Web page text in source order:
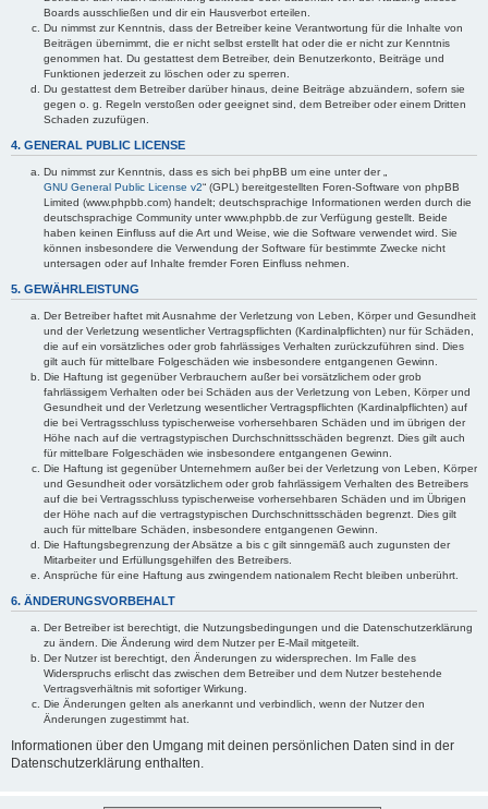
Boards ausschließen und dir ein Hausverbot erteilen.
Du nimmst zur Kenntnis, dass der Betreiber keine Verantwortung für die Inhalte von
Beiträgen übernimmt, die er nicht selbst erstellt hat oder die er nicht zur Kenntnis
genommen hat. Du gestattest dem Betreiber, dein Benutzerkonto, Beiträge und
Funktionen jederzeit zu löschen oder zu sperren.
Du gestattest dem Betreiber darüber hinaus, deine Beiträge abzuändern, sofern sie
gegen o. g. Regeln verstoßen oder geeignet sind, dem Betreiber oder einem Dritten
Schaden zuzufügen.
4. GENERAL PUBLIC LICENSE
Du nimmst zur Kenntnis, dass es sich bei phpBB um eine unter der „
GNU General Public License v2“ (GPL) bereitgestellten Foren-Software von phpBB
Limited (www.phpbb.com) handelt; deutschsprachige Informationen werden durch die
deutschsprachige Community unter www.phpbb.de zur Verfügung gestellt. Beide
haben keinen Einfluss auf die Art und Weise, wie die Software verwendet wird. Sie
können insbesondere die Verwendung der Software für bestimmte Zwecke nicht
untersagen oder auf Inhalte fremder Foren Einfluss nehmen.
5. GEWÄHRLEISTUNG
Der Betreiber haftet mit Ausnahme der Verletzung von Leben, Körper und Gesundheit
und der Verletzung wesentlicher Vertragspflichten (Kardinalpflichten) nur für Schäden,
die auf ein vorsätzliches oder grob fahrlässiges Verhalten zurückzuführen sind. Dies
gilt auch für mittelbare Folgeschäden wie insbesondere entgangenen Gewinn.
Die Haftung ist gegenüber Verbrauchern außer bei vorsätzlichem oder grob
fahrlässigem Verhalten oder bei Schäden aus der Verletzung von Leben, Körper und
Gesundheit und der Verletzung wesentlicher Vertragspflichten (Kardinalpflichten) auf
die bei Vertragsschluss typischerweise vorhersehbaren Schäden und im übrigen der
Höhe nach auf die vertragstypischen Durchschnittsschäden begrenzt. Dies gilt auch
für mittelbare Folgeschäden wie insbesondere entgangenen Gewinn.
Die Haftung ist gegenüber Unternehmern außer bei der Verletzung von Leben, Körper
und Gesundheit oder vorsätzlichem oder grob fahrlässigem Verhalten des Betreibers
auf die bei Vertragsschluss typischerweise vorhersehbaren Schäden und im Übrigen
der Höhe nach auf die vertragstypischen Durchschnittsschäden begrenzt. Dies gilt
auch für mittelbare Schäden, insbesondere entgangenen Gewinn.
Die Haftungsbegrenzung der Absätze a bis c gilt sinngemäß auch zugunsten der
Mitarbeiter und Erfüllungsgehilfen des Betreibers.
Ansprüche für eine Haftung aus zwingendem nationalem Recht bleiben unberührt.
6. ÄNDERUNGSVORBEHALT
Der Betreiber ist berechtigt, die Nutzungsbedingungen und die Datenschutzerklärung
zu ändern. Die Änderung wird dem Nutzer per E-Mail mitgeteilt.
Der Nutzer ist berechtigt, den Änderungen zu widersprechen. Im Falle des
Widerspruchs erlischt das zwischen dem Betreiber und dem Nutzer bestehende
Vertragsverhältnis mit sofortiger Wirkung.
Die Änderungen gelten als anerkannt und verbindlich, wenn der Nutzer den
Änderungen zugestimmt hat.
Informationen über den Umgang mit deinen persönlichen Daten sind in der
Datenschutzerklärung enthalten.